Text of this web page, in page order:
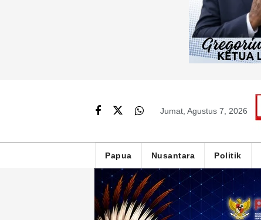
Jumat, Agustus 7, 2026
Papua Nusantara Politik